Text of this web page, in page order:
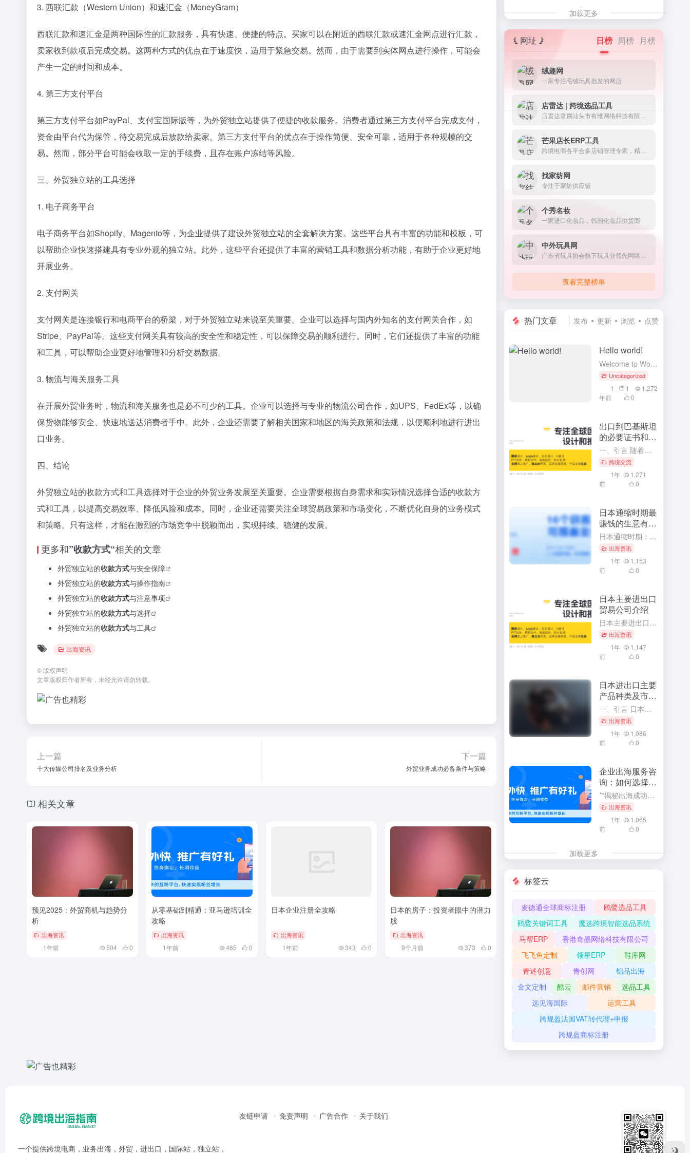
3. 西联汇款（Western Union）和速汇金（MoneyGram）
西联汇款和速汇金是两种国际性的汇款服务，具有快速、便捷的特点。买家可以在附近的西联汇款或速汇金网点进行汇款，
卖家收到款项后完成交易。这两种方式的优点在于速度快，适用于紧急交易。然而，由于需要到实体网点进行操作，可能会
产生一定的时间和成本。
4. 第三方支付平台
第三方支付平台如PayPal、支付宝国际版等，为外贸独立站提供了便捷的收款服务。消费者通过第三方支付平台完成支付，
资金由平台代为保管，待交易完成后放款给卖家。第三方支付平台的优点在于操作简便、安全可靠，适用于各种规模的交
易。然而，部分平台可能会收取一定的手续费，且存在账户冻结等风险。
三、外贸独立站的工具选择
1. 电子商务平台
电子商务平台如Shopify、Magento等，为企业提供了建设外贸独立站的全套解决方案。这些平台具有丰富的功能和模板，可
以帮助企业快速搭建具有专业外观的独立站。此外，这些平台还提供了丰富的营销工具和数据分析功能，有助于企业更好地
开展业务。
2. 支付网关
支付网关是连接银行和电商平台的桥梁，对于外贸独立站来说至关重要。企业可以选择与国内外知名的支付网关合作，如
Stripe、PayPal等。这些支付网关具有较高的安全性和稳定性，可以保障交易的顺利进行。同时，它们还提供了丰富的功能
和工具，可以帮助企业更好地管理和分析交易数据。
3. 物流与海关服务工具
在开展外贸业务时，物流和海关服务也是必不可少的工具。企业可以选择与专业的物流公司合作，如UPS、FedEx等，以确
保货物能够安全、快速地送达消费者手中。此外，企业还需要了解相关国家和地区的海关政策和法规，以便顺利地进行进出
口业务。
四、结论
外贸独立站的收款方式和工具选择对于企业的外贸业务发展至关重要。企业需要根据自身需求和实际情况选择合适的收款方
式和工具，以提高交易效率、降低风险和成本。同时，企业还需要关注全球贸易政策和市场变化，不断优化自身的业务模式
和策略。只有这样，才能在激烈的市场竞争中脱颖而出，实现持续、稳健的发展。
更多和”收款方式“相关的文章
外贸独立站的收款方式与安全保障
外贸独立站的收款方式与操作指南
外贸独立站的收款方式与注意事项
外贸独立站的收款方式与选择
外贸独立站的收款方式与工具
出海资讯
© 版权声明
文章版权归作者所有，未经允许请勿转载。
上一篇
十大传媒公司排名及业务分析
下一篇
外贸业务成功必备条件与策略
相关文章
预见2025：外贸商机与趋势分
析
出海资讯
1年前 504 0
从零基础到精通：亚马逊培训全
攻略
出海资讯
1年前 465 0
日本企业注册全攻略
出海资讯
1年前 343 0
日本的房子：投资者眼中的潜力
股
出海资讯
9个月前 373 0
加载更多
网址 日榜 周榜 月榜
绒趣网
一家专注毛绒玩具批发的网店
店雷达 | 跨境选品工具
芒果店长ERP工具
找家纺网
专注于家纺供应链
个秀名妆
一家进口化妆品，韩国化妆品供货商
中外玩具网
查看完整榜单
热门文章 发布 更新 浏览 点赞
Hello world!
Welcome to WordPress. This is your first post. Edit or delete it, then start writing!
Uncategorized
1
年前
1
1,272
0
出口到巴基斯坦
的必要证书和流
程
一、引言 随着全球化贸易的深入发展，中国与巴基斯坦的贸易往来日益频繁。对于中国企业而言，了解并掌握出口到巴基斯坦的必要证书和流程，是确保产品顺利通关、进入巴基斯坦市场的重要前提。本文将详细介绍出口到巴...
跨境交流
1年
前
1,271
0
日本通缩时期最
赚钱的生意有哪
些
日本通缩时期：揭示最赚钱的生意与独特商机 随着日本经济进入通缩时期，许多投资者和企业家都在寻找能够在这一特殊时期获得最大收益的生意。本文将深入探讨在通缩时期，哪些生意最赚钱，并分析这些生意背后的产品或...
出海资讯
1年
前
1,153
0
日本主要进出口
贸易公司介绍
日本主要进出口贸易公司深度解析：引领全球贸易的领军品牌 随着全球经济一体化的深入发展，日本作为世界经济的重要一环，其进出口贸易在全球范围内具有举足轻重的地位。本文将详细介绍日本主要的进出口贸易公司，深...
出海资讯
1年
前
1,147
0
日本进出口主要
产品种类及市场
前景
一、引言 日本，作为全球重要的经济体之一，其进出口贸易在全球贸易格局中占据着举足轻重的地位。了解日本进出口主要产品种类及其市场前景，对于把握全球贸易趋势、预测市场走向、以及制定企业战略决策具有重要的指...
出海资讯
1年
前
1,086
0
企业出海服务咨
询：如何选择合
适的咨询公司**揭秘出海成功秘诀：企业如何选择最合适的出海服务咨询公司** 随着全球化的浪潮汹涌澎湃，企业纷纷把目光投向了国际市场，展开出海之旅。在这个波诡云谲的商业世界中，选择一家合适的出海服务咨询公司成为了许...
出海资讯
1年
前
1,065
0
加载更多
标签云
麦德通全球商标注册
鸥鹭选品工具
鸥鹭关键词工具
魔选跨境智能选品系统
马帮ERP
香港奇墨网络科技有限公司
飞飞鱼定制
领星ERP
鞋库网
青述创意
青创网
锦品出海
金文定制
酷云 邮件营销
选品工具
远见海国际
运营工具
跨规盈法国VAT转代理+申报
跨规盈商标注册
一个提供跨境电商，业务出海，外贸，进出口，国际站，独立站，
友链申请 免责声明 广告合作 关于我们